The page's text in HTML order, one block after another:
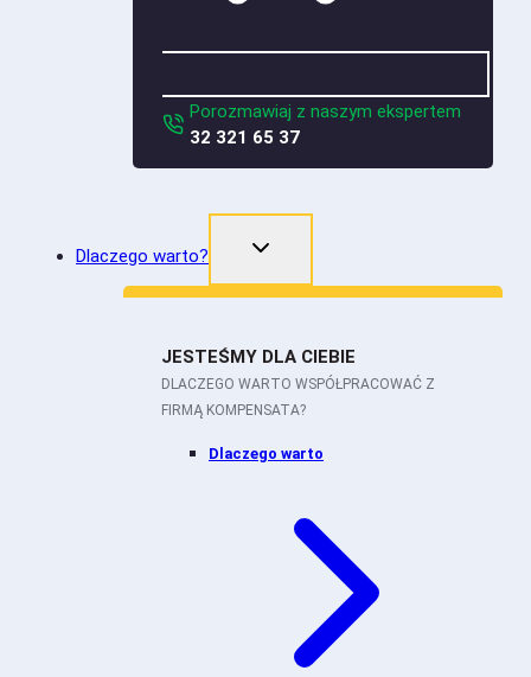
Porozmawiaj z naszym ekspertem
32 321 65 37
Dlaczego warto?
JESTEŚMY DLA CIEBIE
DLACZEGO WARTO WSPÓŁPRACOWAĆ Z
FIRMĄ KOMPENSATA?
Dlaczego warto